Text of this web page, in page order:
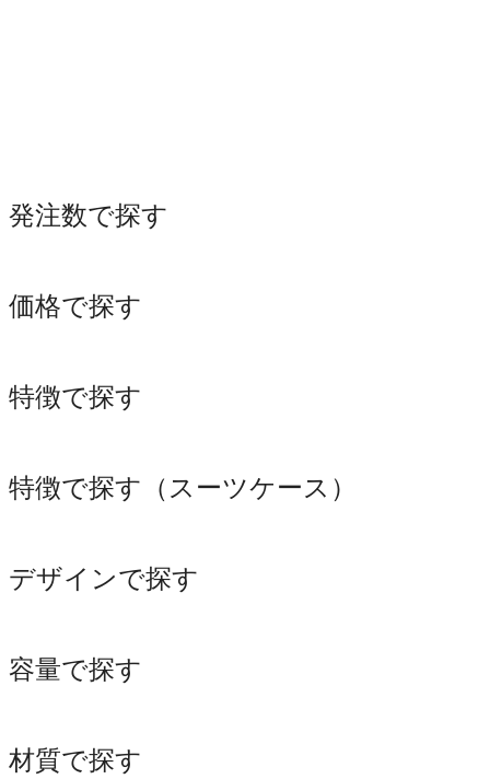
発注数で探す
価格で探す
特徴で探す
特徴で探す（スーツケース）
デザインで探す
容量で探す
材質で探す